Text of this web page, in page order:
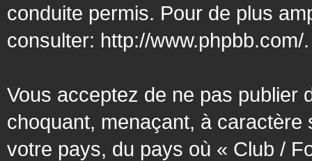
conduite permis. Pour de plus
consulter: http://www.phpbb.com/.
Vous acceptez de ne pas publier
choquant, menaçant, à
votre pays, du pays où « Club /